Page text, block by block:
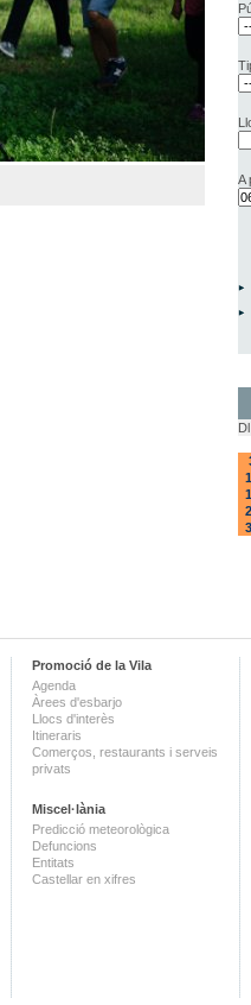
A
Dl
Promoció de la Vila
Agenda
Àrees d'esbarjo
Llocs d'interès
Itineraris
Comerços, restaurants i serveis
privats
Miscel·lània
Predicció meteorològica
Defuncions
Entitats
Castellar en xifres